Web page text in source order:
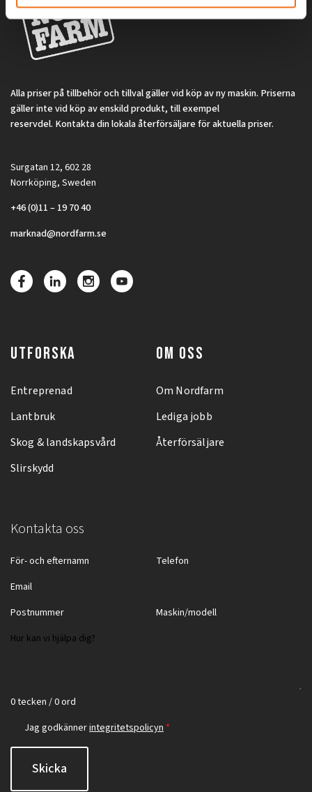
Alla priser på tillbehör och tillval gäller vid köp av ny maskin. Priserna
gäller inte vid köp av enskild produkt, till exempel
reservdel. Kontakta din lokala återförsäljare för aktuella priser.
Surgatan 12, 602 28
Norrköping, Sweden
+46 (0)11 – 19 70 40
marknad@nordfarm.se
UTFORSKA
Entreprenad
Lantbruk
Skog & landskapsvård
Slirskydd
OM OSS
Om Nordfarm
Lediga jobb
Återförsäljare
Kontakta oss
0 tecken / 0 ord
Jag godkännerintegritetspolicyn *
Skicka